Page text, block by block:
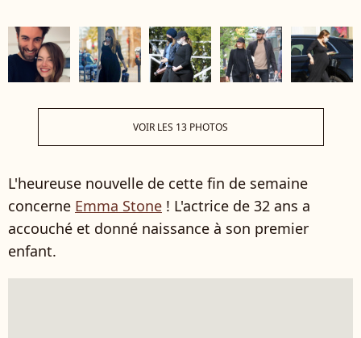
VOIR LES 13 PHOTOS
L'heureuse nouvelle de cette fin de semaine
concerne Emma Stone ! L'actrice de 32 ans a
accouché et donné naissance à son premier
enfant.